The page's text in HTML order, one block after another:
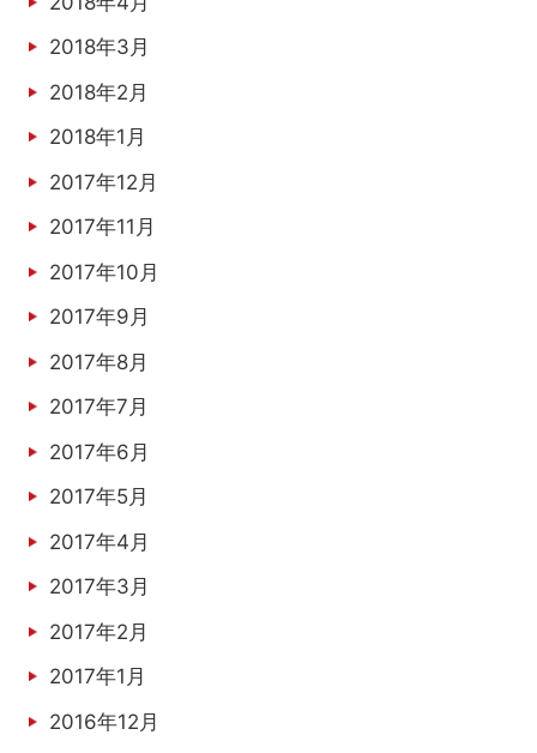
2018年3月
2018年2月
2018年1月
2017年12月
2017年11月
2017年10月
2017年9月
2017年8月
2017年7月
2017年6月
2017年5月
2017年4月
2017年3月
2017年2月
2017年1月
2016年12月